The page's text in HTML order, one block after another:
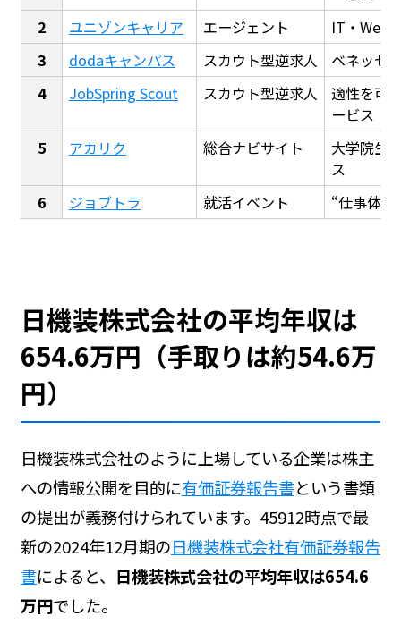
ユニゾンキャリア
エージェント
IT・Web
dodaキャンパス
スカウト型逆求人
ベネッセ
JobSpring Scout
スカウト型逆求人
適性を可
ービス
アカリク
総合ナビサイト
大学院生
ス
ジョブトラ
就活イベント “仕事体
日機装株式会社の平均年収は
654.6万円（手取りは約54.6万
円）
日機装株式会社のように上場している企業は株主
への情報公開を目的に有価証券報告書という書類
の提出が義務付けられています。45912時点で最
新の2024年12月期の日機装株式会社有価証券報告
書によると、 日機装株式会社の平均年収は654.6
万円でした。